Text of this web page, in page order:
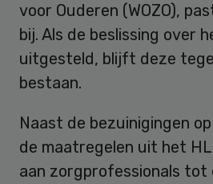
voor Ouderen (WOZO),
bij. Als de beslissing over
uitgesteld, blijft deze
bestaan.
Naast de bezuinigingen
de maatregelen uit het
aan zorgprofessionals tot